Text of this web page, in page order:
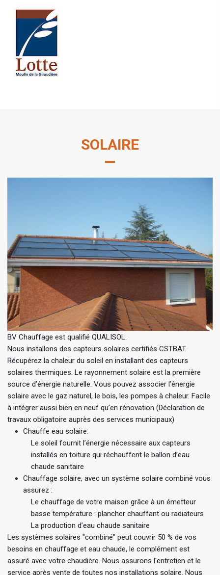
SOLAIRE
BV Chauffage est qualifié QUALISOL.
Nous installons des capteurs solaires certifiés CSTBAT.
Récupérez la chaleur du soleil en installant des capteurs
solaires thermiques. Le rayonnement solaire est la première
source d’énergie naturelle. Vous pouvez associer l’énergie
solaire avec le gaz naturel, le bois, les pompes à chaleur. Facile
à intégrer aussi bien en neuf qu’en rénovation (Déclaration de
travaux obligatoire auprès des services municipaux)
Chauffe eau solaire:
Le soleil fournit l’énergie nécessaire aux capteurs
installés en toiture qui réchauffent le ballon d’eau
chaude sanitaire
Chauffage solaire, avec un système solaire combiné vous
assurez :
Le chauffage de votre maison grâce à un émetteur
basse température : plancher chauffant ou radiateurs
La production d’eau chaude sanitaire
Les systèmes solaires "combiné" peut couvrir 50 % de vos
besoins en chauffage et eau chaude, le complément est
assuré avec votre chaudière. Nous assurons l'entretien et le
service après vente de toutes nos installations solaire. Nous